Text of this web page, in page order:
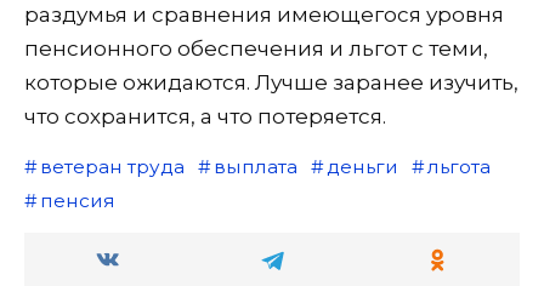
раздумья и сравнения имеющегося уровня
пенсионного обеспечения и льгот с теми,
которые ожидаются. Лучше заранее изучить,
что сохранится, а что потеряется.
ветеран труда выплата деньги
льгота
пенсия